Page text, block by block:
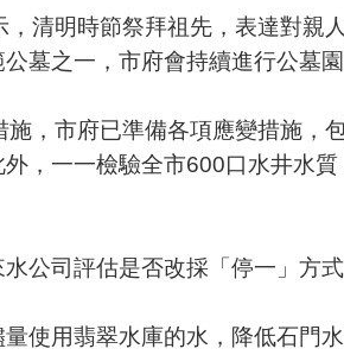
清明時節祭拜祖先，表達對親
墓之一，市府會持續進行公墓園
，市府已準備各項應變措施，
，一一檢驗全市600口水井水
公司評估是否改採「停一」方
使用翡翠水庫的水，降低石門